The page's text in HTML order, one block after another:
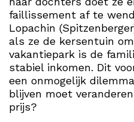
faillissement af te
Lopachin
als ze de kersentuin
vakantiepark is de
stabiel inkomen. Dit
een onmogelijk
blijven moet
prijs?